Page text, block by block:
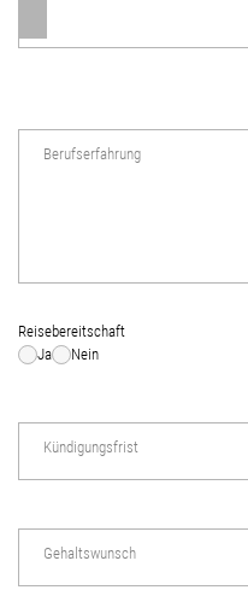
Berufserfahrung
Reisebereitschaft
Ja
Nein
Kündigungsfrist
Gehaltswunsch